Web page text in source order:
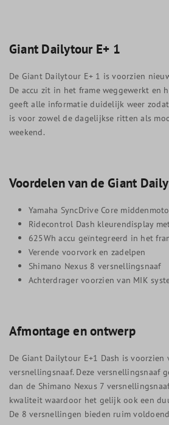
Giant Dailytour E+ 1
De Giant Dailytour E+ 1 is voorzien
De accu zit in het frame weggewerkt en
geeft alle informatie duidelijk weer
is voor zowel de dagelijkse ritten als
weekend.
Voordelen van de Giant
Yamaha SyncDrive Core
Ridecontrol Dash kleurendisplay
625Wh accu geïntegreerd in het
Verende voorvork en zadelpen
Shimano Nexus 8 versnellingsnaaf
Achterdrager voorzien van MIK
Afmontage en ontwerp
De Giant Dailytour E+1 Dash is voorzien
versnellingsnaaf. Deze versnellingsnaaf
dan de Shimano Nexus 7
kwaliteit waardoor het gelijk ook een
De 8 versnellingen bieden ruim